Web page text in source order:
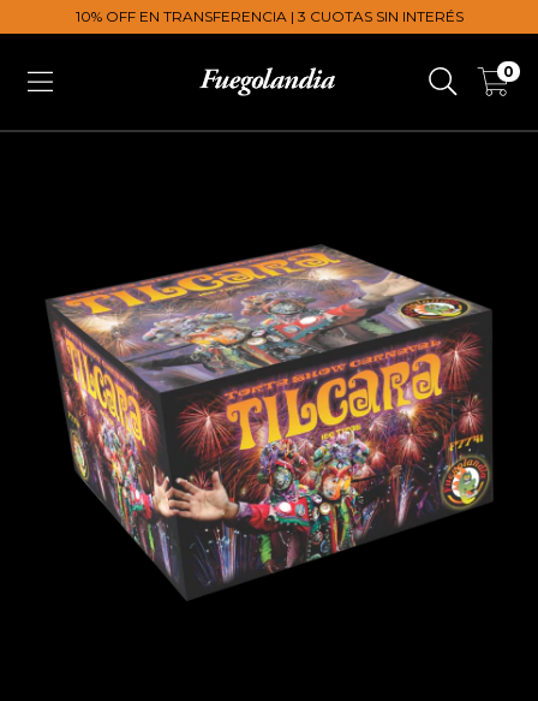
10% OFF EN TRANSFERENCIA | 3 CUOTAS SIN INTERÉS
0